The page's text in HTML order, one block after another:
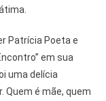
Patrícia Poeta e
em sua
uma delícia
Quem é mãe, quem